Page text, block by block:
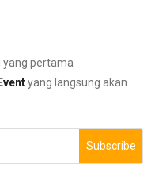
yang pertama
Eventyang langsung akan
Subscribe